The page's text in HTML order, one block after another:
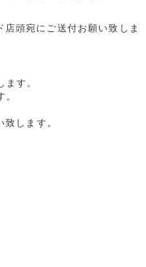
頭宛にご送付お願い致しま
す。
します。